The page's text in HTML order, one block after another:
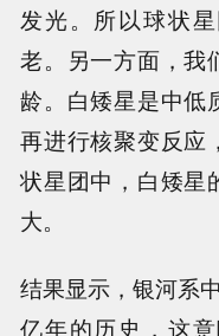
发光。所以球状
老。另一方面，我
龄。白矮星是中低
再进行核聚变反应
状星团中，白矮星
大。
结果显示，银河系
亿年的历史，这